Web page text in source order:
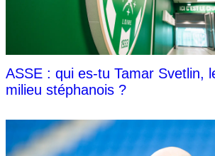
ASSE : qui es-tu Tamar Svetlin,
milieu stéphanois ?